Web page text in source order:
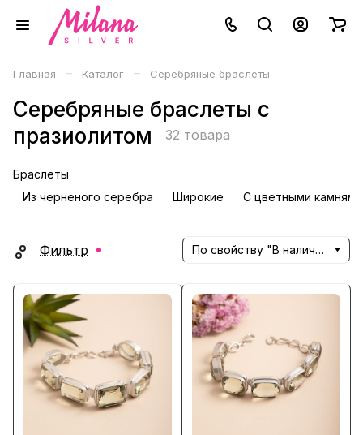
Главная – Каталог – Серебряные браслеты
Серебряные браслеты с
празиолитом
32 товара
Браслеты
Из черненого серебра
Широкие С цветными камнями
Фильтр По свойству "В наличии" (убывание)